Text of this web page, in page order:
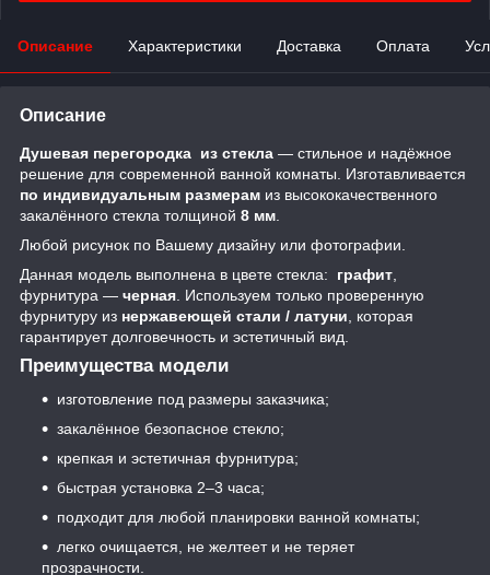
Описание Характеристики Доставка Оплата
Описание
Душевая перегородка из стекла — стильное и надёжное
решение для современной ванной комнаты. Изготавливается
по индивидуальным размерам из высококачественного
закалённого стекла толщиной 8 мм
Любой рисунок по Вашему дизайну или фотографии.
Данная модель выполнена в цвете стекла:
графит
фурнитура — черная . Используем только проверенную
фурнитуру из нержавеющей стали / латуни , которая
гарантирует долговечность и эстетичный вид.
Преимущества модели
изготовление под размеры заказчика;
закалённое безопасное стекло;
крепкая и эстетичная фурнитура;
быстрая установка 2–3 часа;
подходит для любой планировки ванной комнаты;
легко очищается, не желтеет и не теряет
прозрачности.